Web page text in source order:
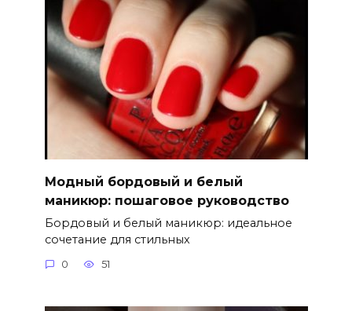
Модный бордовый и белый
маникюр: пошаговое руководство
Бордовый и белый маникюр: идеальное
сочетание для стильных
0 51